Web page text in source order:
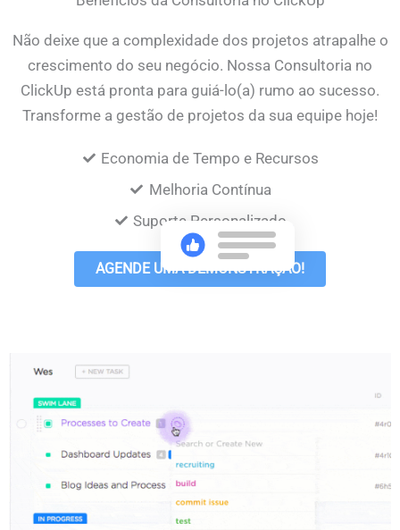
Não deixe que a complexidade dos projetos atrapalhe o
crescimento do seu negócio. Nossa Consultoria no
ClickUp está pronta para guiá-lo(a) rumo ao sucesso.
Transforme a gestão de projetos da sua equipe hoje!
Economia de Tempo e Recursos
Melhoria Contínua
Suporte Personalizado
AGENDE UMA DEMONSTRAÇÃO!